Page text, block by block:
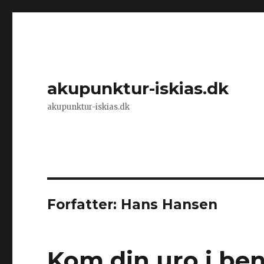
akupunktur-iskias.dk
akupunktur-iskias.dk
Forfatter: Hans Hansen